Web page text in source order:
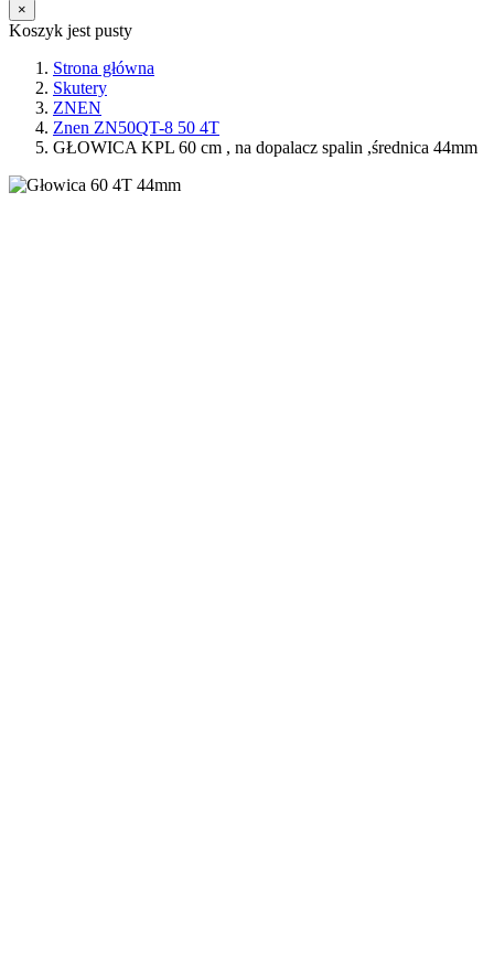
×
Koszyk jest pusty
Strona główna
Skutery
ZNEN
Znen ZN50QT-8 50 4T
GŁOWICA KPL 60 cm , na dopalacz spalin ,średnica 44mm